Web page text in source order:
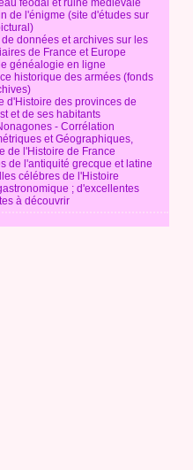
féodal et ruine médiévale
de l'énigme (site d'études sur
de données et archives sur les
de France et Europe
généalogie en ligne
historique des armées (fonds
d'Histoire des provinces de
et de ses habitants
- Corrélation
et Géographiques,
de l'Histoire de France
de l'antiquité grecque et latine
célébres de l'Histoire
; d'excellentes
à découvrir